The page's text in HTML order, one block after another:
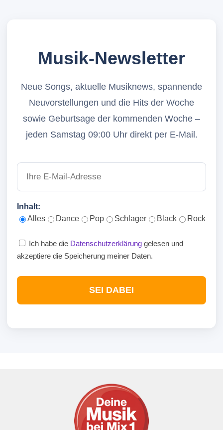
Musik-Newsletter
Neue Songs, aktuelle Musiknews, spannende
Neuvorstellungen und die Hits der Woche
sowie Geburtsage der kommenden Woche –
jeden Samstag 09:00 Uhr direkt per E-Mail.
Inhalt:
Alles
Dance Pop Schlager Black Rock
Ich habe die Datenschutzerklärung gelesen und
akzeptiere die Speicherung meiner Daten.
SEI DABEI